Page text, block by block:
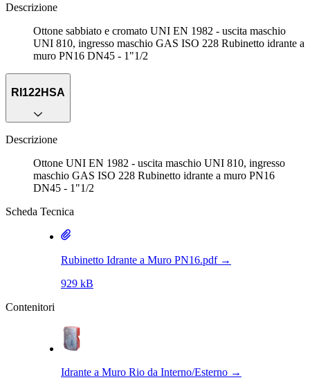
Descrizione
Ottone sabbiato e cromato UNI EN 1982 - uscita maschio
UNI 810, ingresso maschio GAS ISO 228 Rubinetto idrante a
muro PN16 DN45 - 1"1/2
RI122HSA
Descrizione
Ottone UNI EN 1982 - uscita maschio UNI 810, ingresso
maschio GAS ISO 228 Rubinetto idrante a muro PN16
DN45 - 1"1/2
Scheda Tecnica
Rubinetto Idrante a Muro PN16.pdf→
929 kB
Contenitori
Idrante a Muro Rio da Interno/Esterno →